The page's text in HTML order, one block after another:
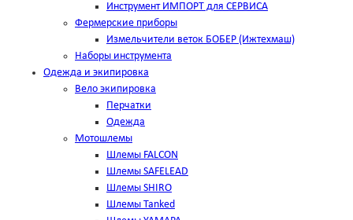
Инструмент ИМПОРТ для СЕРВИСА
Фермерские приборы
Измельчители веток БОБЕР (Ижтехмаш)
Наборы инструмента
Одежда и экипировка
Вело экипировка
Перчатки
Одежда
Мотошлемы
Шлемы FALCON
Шлемы SAFELEAD
Шлемы SHIRO
Шлемы Tanked